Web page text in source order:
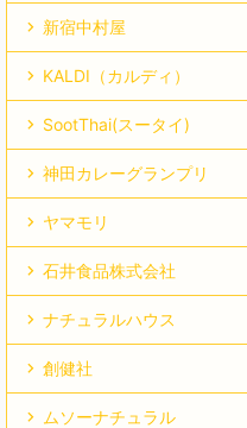
新宿中村屋
KALDI（カルディ）
SootThai(スータイ)
神田カレーグランプリ
ヤマモリ
石井食品株式会社
ナチュラルハウス
創健社
ムソーナチュラル